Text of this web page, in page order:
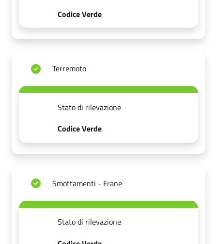
Codice Verde
Terremoto
Stato di rilevazione
Codice Verde
Smottamenti - Frane
Stato di rilevazione